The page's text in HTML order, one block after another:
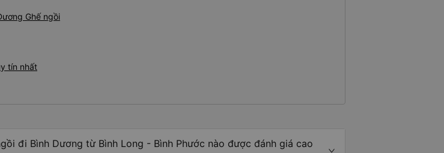
Ghế ngồi
tín nhất
đi Bình Dương từ Bình Long - Bình Phước nào được đánh giá cao